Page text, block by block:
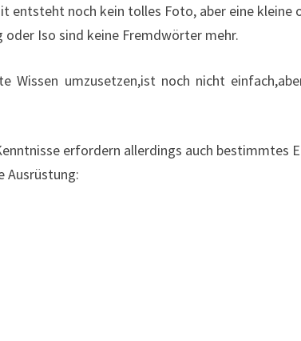
entsteht noch kein tolles Foto, aber eine kleine
oder Iso sind keine Fremdwörter mehr.
Wissen umzusetzen,ist noch nicht
erfordern allerdings auch bestimmtes
Ausrüstung: